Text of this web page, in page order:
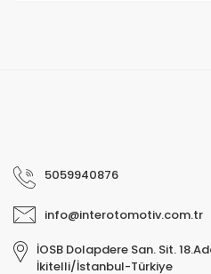
5059940876
info@interotomotiv.com.tr
İOSB Dolapdere San. Sit.
İkitelli/İstanbul-Türkiye